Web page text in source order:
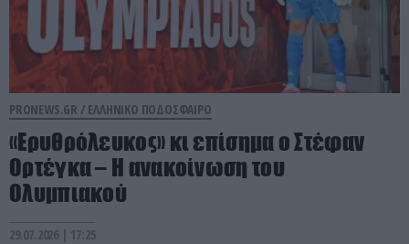
PRONEWS.GR / ΕΛΛΗΝΙΚΟ ΠΟΔΟΣΦΑΙΡΟ
«Ερυθρόλευκος» κι επίσημα ο Στέφαν
Ορτέγκα – Η ανακοίνωση του
Ολυμπιακού
29.07.2026 | 17:25